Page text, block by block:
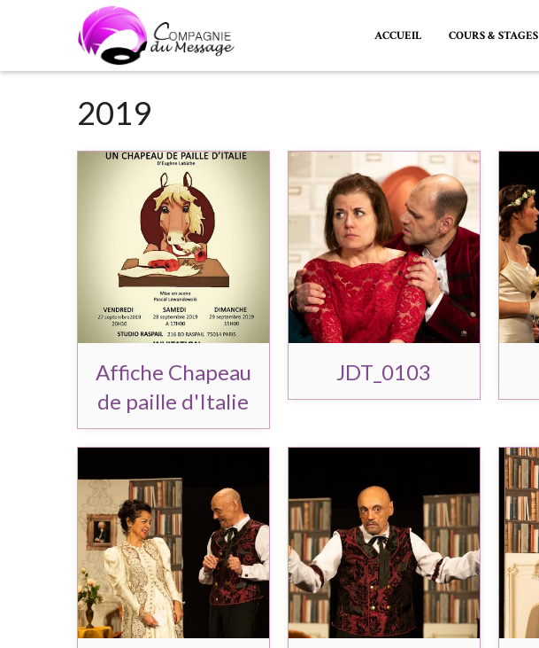
ACCUEIL COURS & STAGES
2019
Affiche Chapeau
de paille d'Italie
JDT_0103